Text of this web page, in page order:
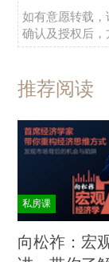
如有意愿转载
确认及授权后，
推荐阅读
私房课
向松祚：宏